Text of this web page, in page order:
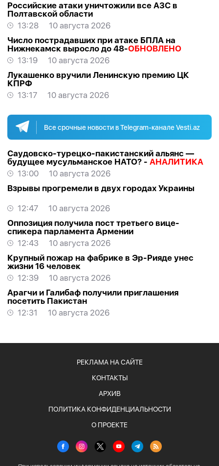
Российские атаки уничтожили все АЗС в
Полтавской области
13:28
10 августа 2026
Число пострадавших при атаке БПЛА на
Нижнекамск выросло до 48-ОБНОВЛЕНО
13:19
10 августа 2026
Лукашенко вручили Ленинскую премию ЦК
КПРФ
13:17
10 августа 2026
Все срочные новости в Telegram-канале Vesti.az
Саудовско-турецко-пакистанский альянс —
будущее мусульманское НАТО? - АНАЛИТИКА
13:00
10 августа 2026
Взрывы прогремели в двух городах Украины
12:47
10 августа 2026
Оппозиция получила пост третьего вице-
спикера парламента Армении
12:43
10 августа 2026
Крупный пожар на фабрике в Эр-Рияде унес
жизни 16 человек
12:39
10 августа 2026
Арагчи и Галибаф получили приглашения
посетить Пакистан
12:31
10 августа 2026
РЕКЛАМА НА САЙТЕ
КОНТАКТЫ
АРХИВ
ПОЛИТИКА КОНФИДЕНЦИАЛЬНОСТИ
О ПРОЕКТЕ